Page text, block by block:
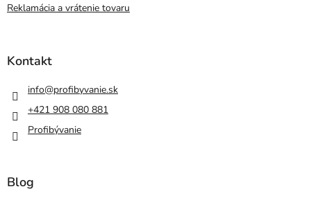
Reklamácia a vrátenie tovaru
Kontakt
info@profibyvanie.sk
+421 908 080 881
Profibývanie
Blog